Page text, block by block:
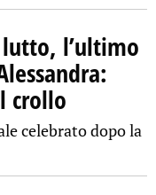
l’ultimo
crollo
celebrato dopo la